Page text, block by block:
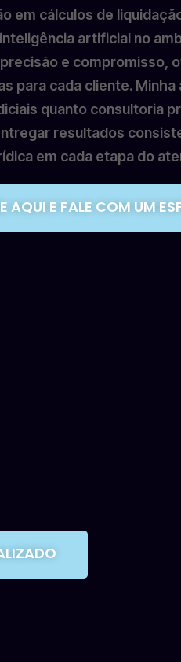
em cálculos de
artificial no
e compromisso,
para cada cliente.
quanto consultoria
resultados
em cada etapa do
AQUI E FALE COM UM